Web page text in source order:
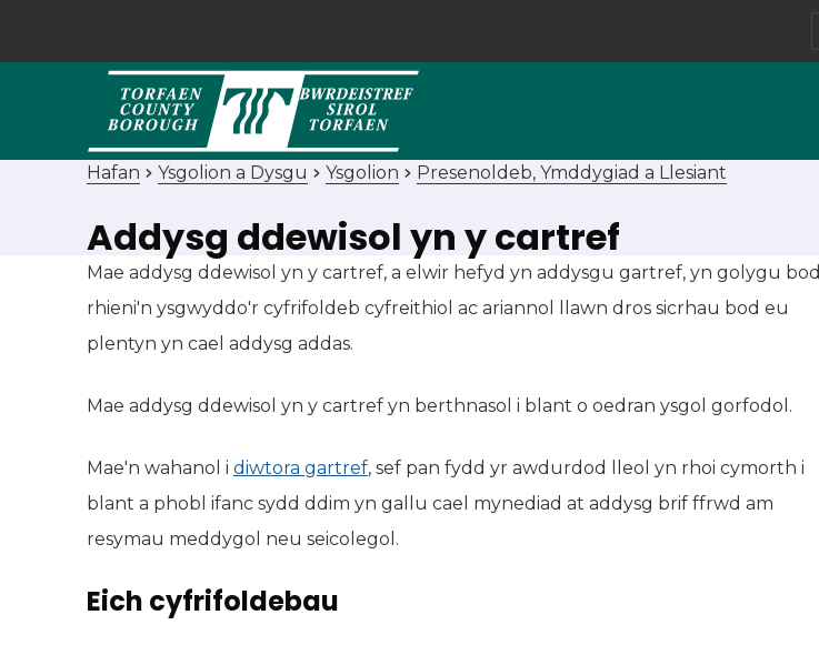
Hafan Ysgolion a Dysgu Ysgolion Presenoldeb, Ymddygiad a Llesiant
Addysg ddewisol yn y cartref
Mae addysg ddewisol yn y cartref, a elwir hefyd yn addysgu gartref, yn golygu bod
rhieni'n ysgwyddo'r cyfrifoldeb cyfreithiol ac ariannol llawn dros sicrhau bod eu
plentyn yn cael addysg addas.
Mae addysg ddewisol yn y cartref yn berthnasol i blant o oedran ysgol gorfodol.
Mae'n wahanol i diwtora gartref, sef pan fydd yr awdurdod lleol yn rhoi cymorth i
blant a phobl ifanc sydd ddim yn gallu cael mynediad at addysg brif ffrwd am
resymau meddygol neu seicolegol.
Eich cyfrifoldebau